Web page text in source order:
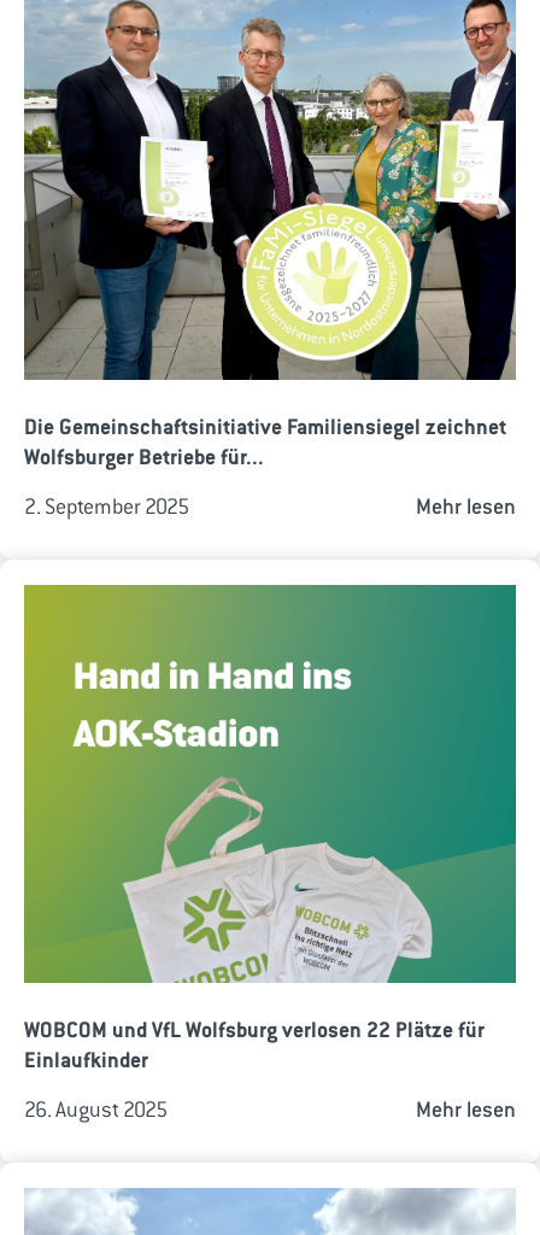
Die Gemeinschaftsinitiative Familiensiegel zeichnet
Wolfsburger Betriebe für...
2. September 2025 Mehr lesen
WOBCOM und VfL Wolfsburg verlosen 22 Plätze für
Einlaufkinder
26. August 2025 Mehr lesen